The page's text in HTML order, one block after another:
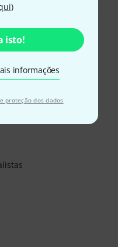
)
isto!
informações
proteção dos dados
segura através de
Cartão de crédito.
de volta